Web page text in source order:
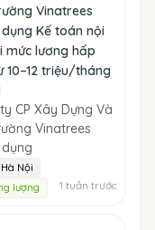
Vinatrees
Kế toán nội
mức lương hấp
10–12 triệu/tháng
CP Xây Dựng Và
Vinatrees
Hà Nội
lượng
1 tuần trước